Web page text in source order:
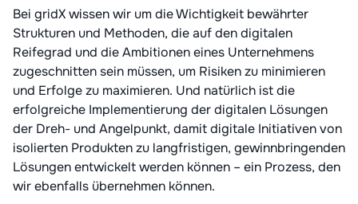
Bei gridX wissen wir um die Wichtigkeit bewährter
Strukturen und Methoden, die auf den digitalen
Reifegrad und die Ambitionen eines Unternehmens
zugeschnitten sein müssen, um Risiken zu minimieren
und Erfolge zu maximieren. Und natürlich ist die
erfolgreiche Implementierung der digitalen Lösungen
der Dreh- und Angelpunkt, damit digitale Initiativen von
isolierten Produkten zu langfristigen, gewinnbringenden
Lösungen entwickelt werden können – ein Prozess, den
wir ebenfalls übernehmen können.